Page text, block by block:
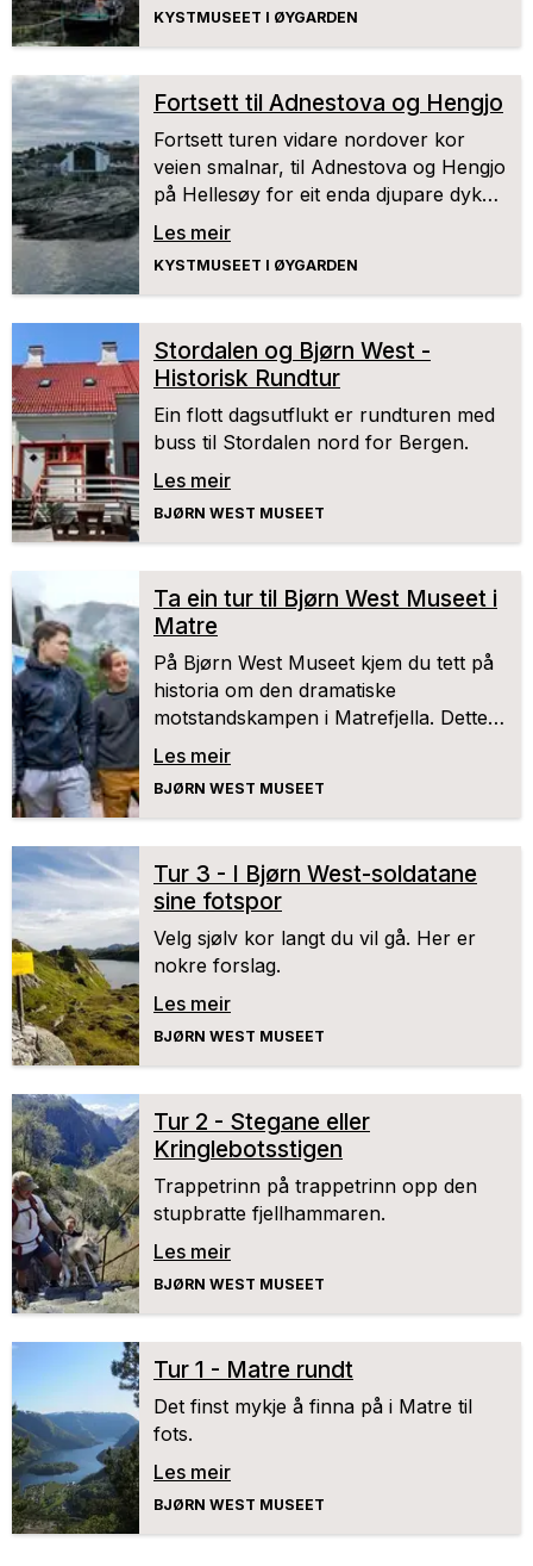
KYSTMUSEET I ØYGARDEN
Fortsett til Adnestova og Hengjo
Fortsett turen vidare nordover kor
veien smalnar, til Adnestova og Hengjo
på Hellesøy for eit enda djupare dykk i
kulturarven vår.
Les meir
KYSTMUSEET I ØYGARDEN
Stordalen og Bjørn West -
Historisk Rundtur
Ein flott dagsutflukt er rundturen med
buss til Stordalen nord for Bergen.
Les meir
BJØRN WEST MUSEET
Ta ein tur til Bjørn West Museet i
Matre
På Bjørn West Museet kjem du tett på
historia om den dramatiske
motstandskampen i Matrefjella. Dette
var ei av dei siste krigshendingane i
Europa under andre verdskrigen.
Les meir
BJØRN WEST MUSEET
Tur 3 - I Bjørn West-soldatane
sine fotspor
Velg sjølv kor langt du vil gå. Her er
nokre forslag.
Les meir
BJØRN WEST MUSEET
Tur 2 - Stegane eller
Kringlebotsstigen
Trappetrinn på trappetrinn opp den
stupbratte fjellhammaren.
Les meir
BJØRN WEST MUSEET
Tur 1 - Matre rundt
Det finst mykje å finna på i Matre til
fots.
Les meir
BJØRN WEST MUSEET